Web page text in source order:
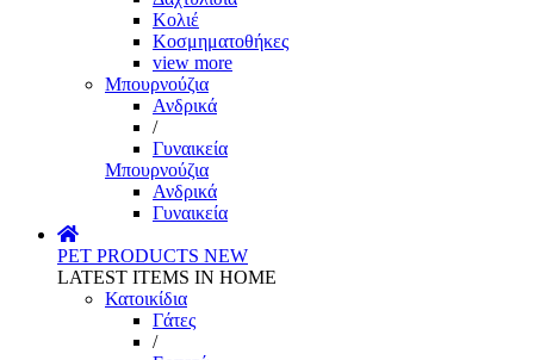
Κολιέ
Κοσμηματοθήκες
view more
Μπουρνούζια
Ανδρικά
/
Γυναικεία
Μπουρνούζια
Ανδρικά
Γυναικεία
PET PRODUCTS NEW
LATEST ITEMS IN HOME
Κατοικίδια
Γάτες
/